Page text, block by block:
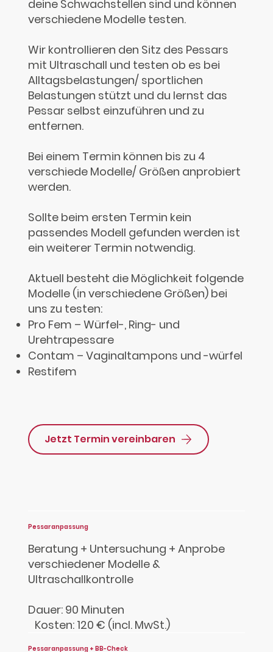
deine Schwachstellen sind und können
verschiedene Modelle testen.
Wir kontrollieren den Sitz des Pessars
mit Ultraschall und testen ob es bei
Alltagsbelastungen/ sportlichen
Belastungen stützt und du lernst das
Pessar selbst einzuführen und zu
entfernen.
Bei einem Termin können bis zu 4
verschiede Modelle/ Größen anprobiert
werden.
Sollte beim ersten Termin kein
passendes Modell gefunden werden ist
ein weiterer Termin notwendig.
Aktuell besteht die Möglichkeit folgende
Modelle (in verschiedene Größen) bei
uns zu testen:
Pro Fem – Würfel-, Ring- und
Urehtrapessare
Contam – Vaginaltampons und -würfel
Restifem
Jetzt Termin vereinbaren
Pessaranpassung
Beratung + Untersuchung + Anprobe
verschiedener Modelle &
Ultraschallkontrolle
Dauer: 90 Minuten
Kosten: 120 € (incl. MwSt.)
Pessaranpassung + BB-Check